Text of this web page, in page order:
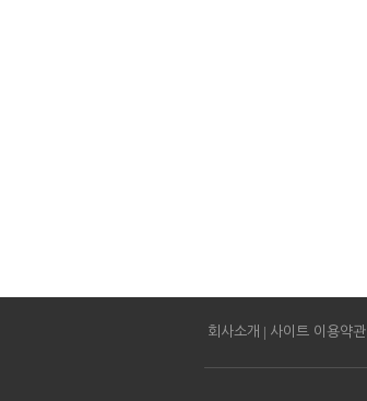
회사소개 | 사이트 이용약관